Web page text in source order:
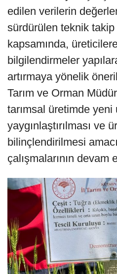
edilen verilerin
sürdürülen teknik
kapsamında,
bilgilendirmeler
artırmaya yönelik
Tarım ve Orman
tarımsal üretimde yeni
yaygınlaştırılması ve
bilinçlendirilmesi
çalışmalarının devam